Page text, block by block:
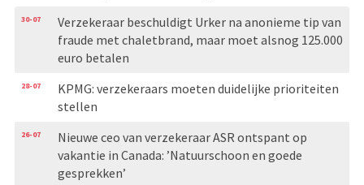
30-07
Verzekeraar beschuldigt Urker na anonieme tip van
fraude met chaletbrand, maar moet alsnog 125.000
euro betalen
28-07
KPMG: verzekeraars moeten duidelijke prioriteiten
stellen
26-07
Nieuwe ceo van verzekeraar ASR ontspant op
vakantie in Canada: ’Natuurschoon en goede
gesprekken’